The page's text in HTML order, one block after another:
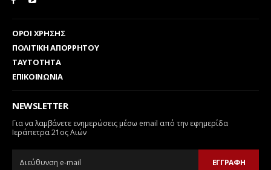
ΟΡΟΙ ΧΡΗΣΗΣ
ΠΟΛΙΤΙΚΗ ΑΠΟΡΡΗΤΟΥ
ΤΑΥΤΟΤΗΤΑ
ΕΠΙΚΟΙΝΩΝΙΑ
NEWSLETTER
Για να λαμβάνετε ενημερώσεις μέσω email από την εφημερίδα
Ιεράπετρα 21ος Αιών
ΕΓΓΡΑΦΗ